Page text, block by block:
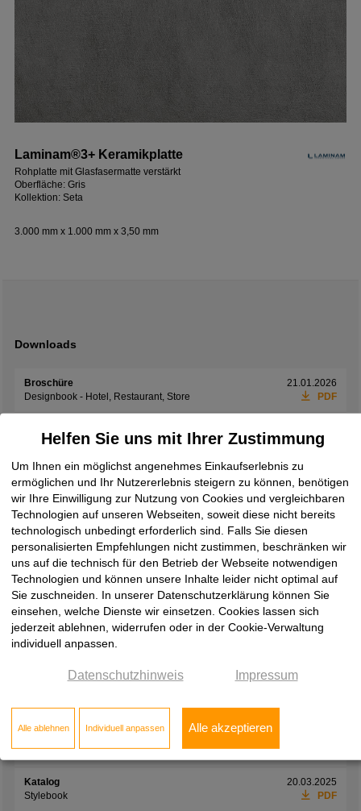
Laminam®3+ Keramikplatte
Rohplatte mit Glasfasermatte verstärkt
Oberfläche: Gris
Kollektion: Seta
3.000 mm x 1.000 mm x 3,50 mm
Downloads
Broschüre
Designbook - Hotel, Restaurant, Store
21.01.2026
PDF
Exclusives Interieur
PDF
Broschüre
Laminam Design Book 2026
08.06.2026
PDF
Broschüre
Laminam Ki No Bi Collection
19.05.2026
Broschüre
Laminam Rare Collection
08.06.2026
PDF
Broschüre
Laminam Supernova
08.06.2026
PDF
Broschüre
two by Laminam
Preisliste Möbelfronten
Katalog
Stylebook
20.03.2025
PDF
Helfen Sie uns mit Ihrer Zustimmung
Um Ihnen ein möglichst angenehmes Einkaufserlebnis zu
ermöglichen und Ihr Nutzererlebnis steigern zu können, benötigen
wir Ihre Einwilligung zur Nutzung von Cookies und vergleichbaren
Technologien auf unseren Webseiten, soweit diese nicht bereits
technologisch unbedingt erforderlich sind. Falls Sie diesen
personalisierten Empfehlungen nicht zustimmen, beschränken wir
uns auf die technisch für den Betrieb der Webseite notwendigen
Technologien und können unsere Inhalte leider nicht optimal auf
Sie zuschneiden. In unserer Datenschutzerklärung können Sie
einsehen, welche Dienste wir einsetzen. Cookies lassen sich
jederzeit ablehnen, widerrufen oder in der Cookie-Verwaltung
individuell anpassen.
Datenschutzhinweis Impressum
Alle ablehnen Individuell anpassen Alle akzeptieren